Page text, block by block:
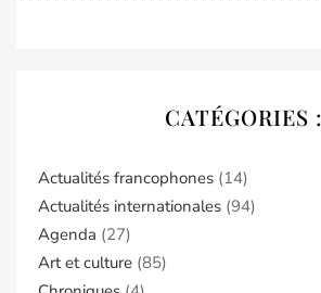
CATÉGORIES :
Actualités francophones (14)
Actualités internationales (94)
Agenda (27)
Art et culture (85)